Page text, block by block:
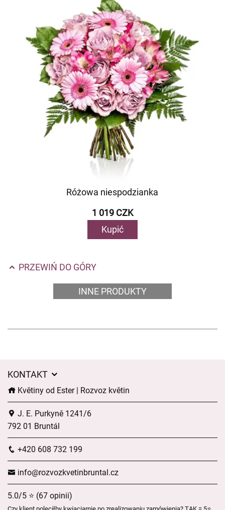
Różowa niespodzianka
1 019 CZK
Kupić
PRZEWIŃ DO GÓRY
INNE PRODUKTY
KONTAKT
Květiny od Ester | Rozvoz květin
J. E. Purkyně 1241/6
792 01 Bruntál
+420 608 732 199
info@rozvozkvetinbruntal.cz
5.0/5 ⭐ (67 opinii)